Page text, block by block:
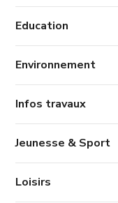
Education
Environnement
Infos travaux
Jeunesse & Sport
Loisirs